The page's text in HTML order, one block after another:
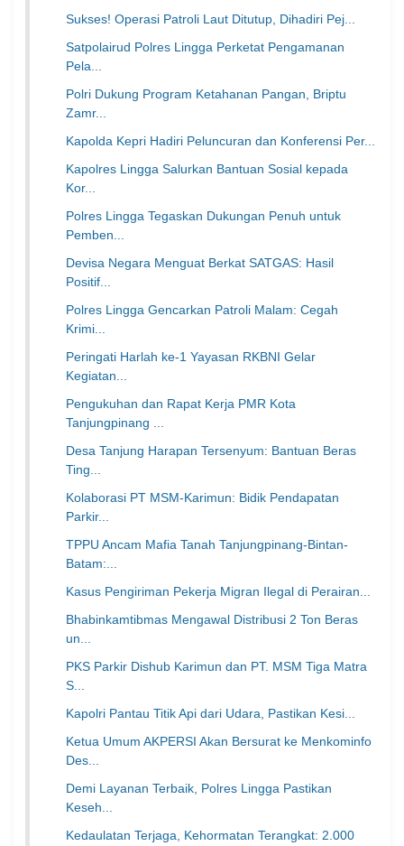
Sukses! Operasi Patroli Laut Ditutup, Dihadiri Pej...
Satpolairud Polres Lingga Perketat Pengamanan
Pela...
Polri Dukung Program Ketahanan Pangan, Briptu
Zamr...
Kapolda Kepri Hadiri Peluncuran dan Konferensi Per...
Kapolres Lingga Salurkan Bantuan Sosial kepada
Kor...
Polres Lingga Tegaskan Dukungan Penuh untuk
Pemben...
Devisa Negara Menguat Berkat SATGAS: Hasil
Positif...
Polres Lingga Gencarkan Patroli Malam: Cegah
Krimi...
Peringati Harlah ke-1 Yayasan RKBNI Gelar
Kegiatan...
Pengukuhan dan Rapat Kerja PMR Kota
Tanjungpinang ...
Desa Tanjung Harapan Tersenyum: Bantuan Beras
Ting...
Kolaborasi PT MSM-Karimun: Bidik Pendapatan
Parkir...
TPPU Ancam Mafia Tanah Tanjungpinang-Bintan-
Batam:...
Kasus Pengiriman Pekerja Migran Ilegal di Perairan...
Bhabinkamtibmas Mengawal Distribusi 2 Ton Beras
un...
PKS Parkir Dishub Karimun dan PT. MSM Tiga Matra
S...
Kapolri Pantau Titik Api dari Udara, Pastikan Kesi...
Ketua Umum AKPERSI Akan Bersurat ke Menkominfo
Des...
Demi Layanan Terbaik, Polres Lingga Pastikan
Keseh...
Kedaulatan Terjaga, Kehormatan Terangkat: 2.000